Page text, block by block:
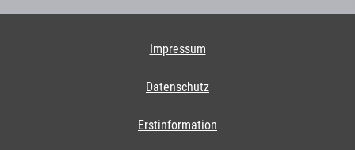
Impressum
Datenschutz
Erstinformation